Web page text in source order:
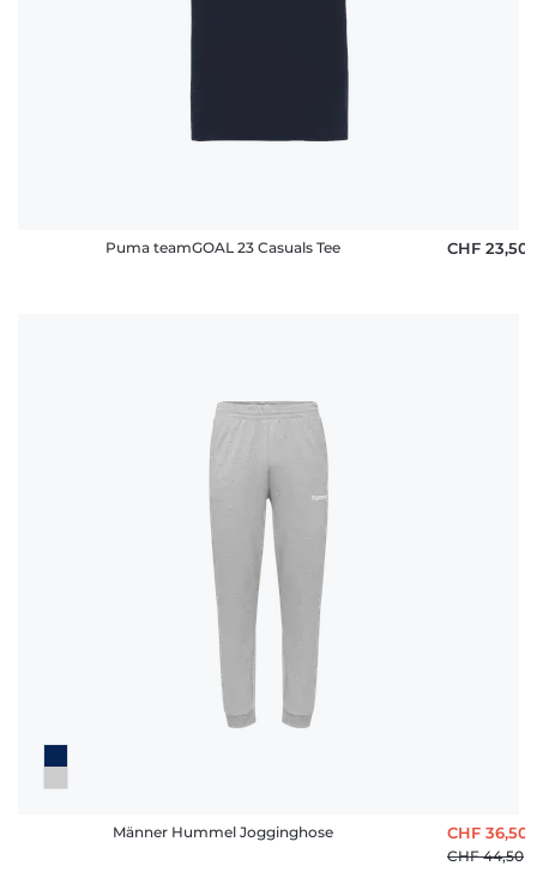
Puma teamGOAL 23 Casuals Tee CHF 23,50
Männer Hummel Jogginghose CHF 36,50
CHF 44,50